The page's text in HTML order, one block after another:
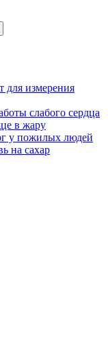
для измерения
слабого сердца
в жару
у пожилых людей
на сахар